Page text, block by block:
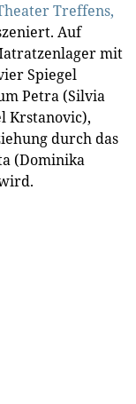
Treffens,
Auf
mit
Spiegel
Petra (Silvia
Krstanovic),
durch das
(Dominika